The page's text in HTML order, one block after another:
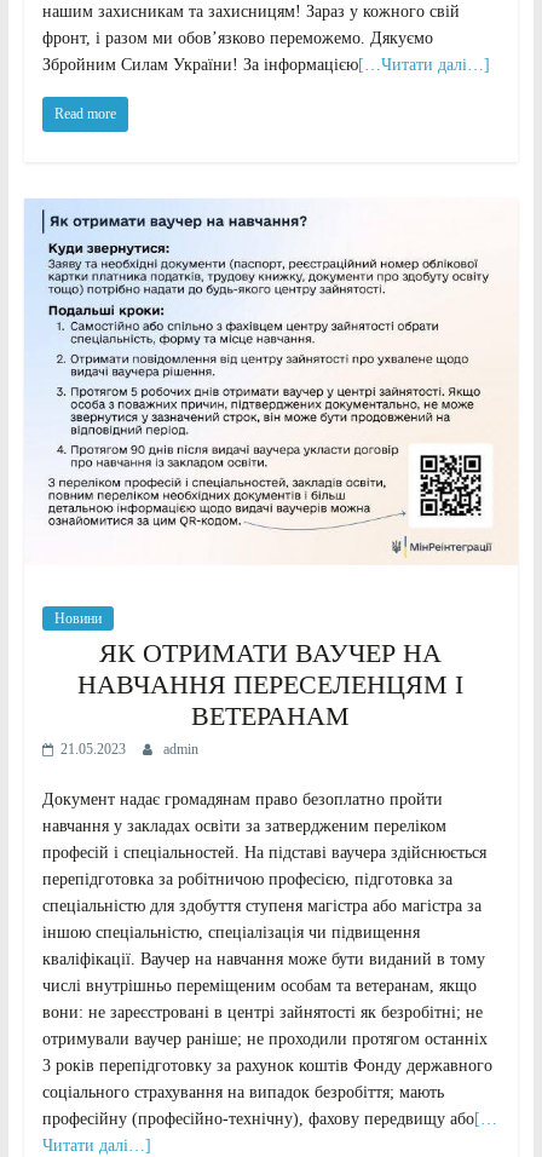
нашим захисникам та захисницям! Зараз у кожного свій
фронт, і разом ми обов’язково переможемо. Дякуємо
Збройним Силам України! За інформацією[…Читати далі…]
Read more
Новини
ЯК ОТРИМАТИ ВАУЧЕР НА
НАВЧАННЯ ПЕРЕСЕЛЕНЦЯМ І
ВЕТЕРАНАМ
21.05.2023 admin
Документ надає громадянам право безоплатно пройти
навчання у закладах освіти за затвердженим переліком
професій і спеціальностей. На підставі ваучера здійснюється
перепідготовка за робітничою професією, підготовка за
спеціальністю для здобуття ступеня магістра або магістра за
іншою спеціальністю, спеціалізація чи підвищення
кваліфікації. Ваучер на навчання може бути виданий в тому
числі внутрішньо переміщеним особам та ветеранам, якщо
вони: не зареєстровані в центрі зайнятості як безробітні; не
отримували ваучер раніше; не проходили протягом останніх
3 років перепідготовку за рахунок коштів Фонду державного
соціального страхування на випадок безробіття; мають
професійну (професійно-технічну), фахову передвищу або[…
Читати далі…]